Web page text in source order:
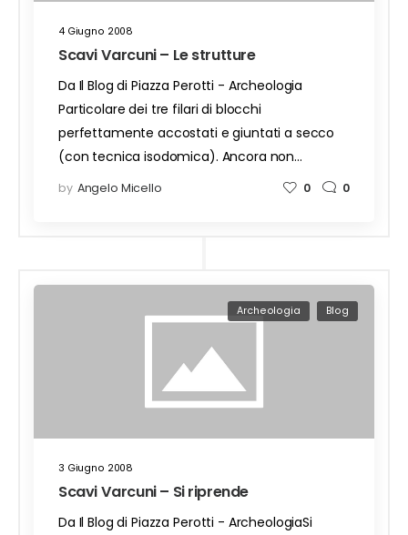
4 Giugno 2008
Scavi Varcuni – Le strutture
Da Il Blog di Piazza Perotti - Archeologia
Particolare dei tre filari di blocchi
perfettamente accostati e giuntati a secco
(con tecnica isodomica). Ancora non…
by Angelo Micello 0 0
3 Giugno 2008
Archeologia Blog
Scavi Varcuni – Si riprende
Da Il Blog di Piazza Perotti - ArcheologiaSi